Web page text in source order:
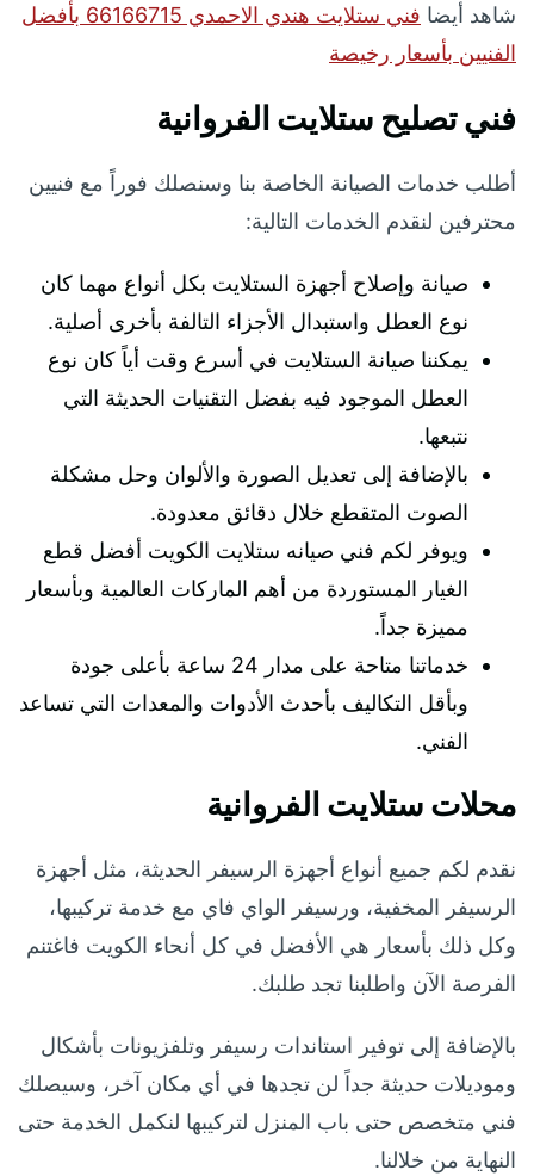
شاهد أيضا
فني ستلايت هندي الاحمدي 66166715 بأفضل
الفنيين بأسعار رخيصة
فني تصليح ستلايت الفروانية
أطلب خدمات الصيانة الخاصة بنا وسنصلك فوراً مع فنيين
محترفين لنقدم الخدمات التالية:
صيانة وإصلاح أجهزة الستلايت بكل أنواع مهما كان
نوع العطل واستبدال الأجزاء التالفة بأخرى أصلية.
يمكننا صيانة الستلايت في أسرع وقت أياً كان نوع
العطل الموجود فيه بفضل التقنيات الحديثة التي
نتبعها.
بالإضافة إلى تعديل الصورة والألوان وحل مشكلة
الصوت المتقطع خلال دقائق معدودة.
ويوفر لكم فني صيانه ستلايت الكويت أفضل قطع
الغيار المستوردة من أهم الماركات العالمية وبأسعار
مميزة جداً.
خدماتنا متاحة على مدار 24 ساعة بأعلى جودة
وبأقل التكاليف بأحدث الأدوات والمعدات التي تساعد
الفني.
محلات ستلايت الفروانية
نقدم لكم جميع أنواع أجهزة الرسيفر الحديثة، مثل أجهزة
الرسيفر المخفية، ورسيفر الواي فاي مع خدمة تركيبها،
وكل ذلك بأسعار هي الأفضل في كل أنحاء الكويت فاغتنم
الفرصة الآن واطلبنا تجد طلبك.
بالإضافة إلى توفير استاندات رسيفر وتلفزيونات بأشكال
وموديلات حديثة جداً لن تجدها في أي مكان آخر، وسيصلك
فني متخصص حتى باب المنزل لتركيبها لنكمل الخدمة حتى
النهاية من خلالنا.